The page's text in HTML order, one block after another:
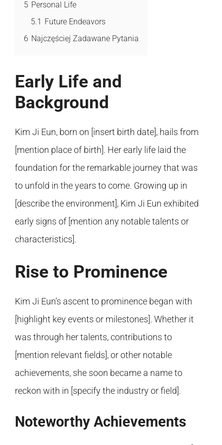
5 Personal Life
5.1 Future Endeavors
6 Najczęściej Zadawane Pytania
Early Life and
Background
Kim Ji Eun, born on [insert birth date], hails from
[mention place of birth]. Her early life laid the
foundation for the remarkable journey that was
to unfold in the years to come. Growing up in
[describe the environment], Kim Ji Eun exhibited
early signs of [mention any notable talents or
characteristics].
Rise to Prominence
Kim Ji Eun’s ascent to prominence began with
[highlight key events or milestones]. Whether it
was through her talents, contributions to
[mention relevant fields], or other notable
achievements, she soon became a name to
reckon with in [specify the industry or field].
Noteworthy Achievements